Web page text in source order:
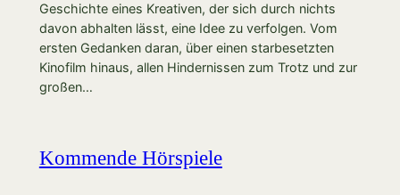
Geschichte eines Kreativen, der sich durch nichts
davon abhalten lässt, eine Idee zu verfolgen. Vom
ersten Gedanken daran, über einen starbesetzten
Kinofilm hinaus, allen Hindernissen zum Trotz und zur
großen…
Kommende Hörspiele